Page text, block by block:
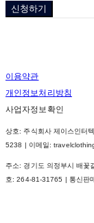
신청하기
이용약관
개인정보처리방침
사업자정보확인
상호: 주식회사 제이스인터
5238 | 이메일:
주소: 경기도 의정부시 배꽃
호:264-81-31765 | 통신판